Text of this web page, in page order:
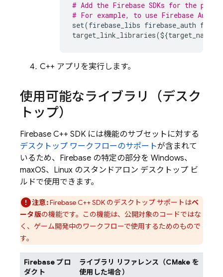
# Add the Firebase SDKs for the
# For example, to use Firebase
set(firebase_libs firebase_auth
target_link_libraries(${target_name
C++ アプリを実行します。
使用可能なライブラリ（デスク
トップ）
Firebase C++ SDK には機能のサブセットに対する
デスクトップ ワークフローのサポートが含まれて
いるため、Firebase の特定の部分を Windows、
maxOS、Linux のスタンドアロン デスクトップ ビ
ルドで使用できます。
注意:FirebaseC++SDK のデスクトップ サポートはベ
ータ版の機能です。この機能は、公開対象のコードではな
く、ゲーム開発中のワークフローで使用するためのもので
す。
Firebase プロ
ダクト
ライブラリ リファレンス（CMake を
使用した場合）